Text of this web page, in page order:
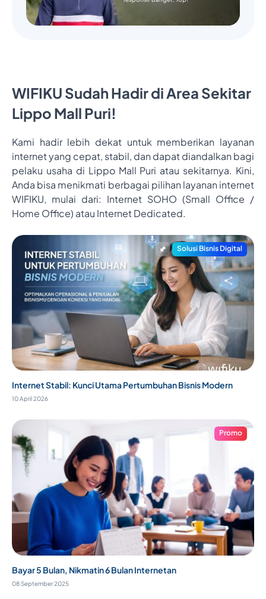
WIFIKU Sudah Hadir di Area Sekitar
Lippo Mall Puri!
Kami hadir lebih dekat untuk memberikan layanan
internet yang cepat, stabil, dan dapat diandalkan bagi
pelaku usaha di Lippo Mall Puri atau sekitarnya. Kini,
Anda bisa menikmati berbagai pilihan layanan internet
WIFIKU, mulai dari: Internet SOHO (Small Office /
Home Office) atau Internet Dedicated.
Solusi Bisnis Digital
Internet Stabil: Kunci Utama Pertumbuhan Bisnis Modern
10 April 2026
Promo
Bayar 5 Bulan, Nikmatin 6 Bulan Internetan
08 September 2025